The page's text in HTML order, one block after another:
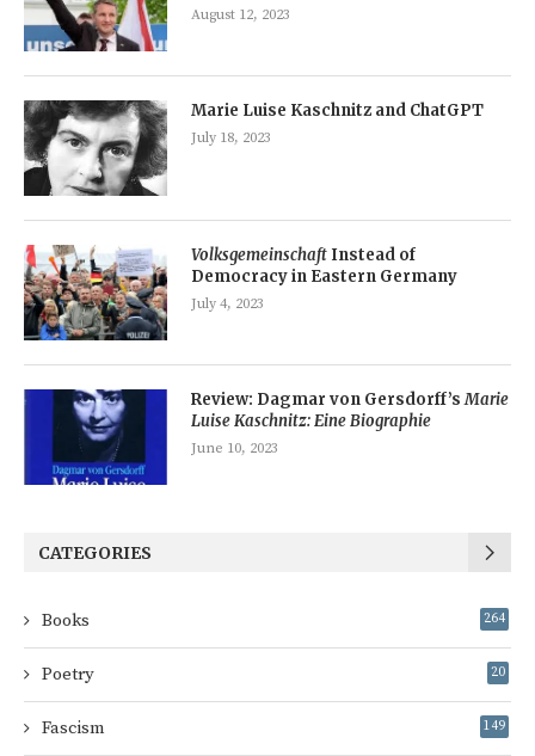
August 12, 2023
Marie Luise Kaschnitz and ChatGPT
July 18, 2023
Volksgemeinschaft Instead of
Democracy in Eastern Germany
July 4, 2023
Review: Dagmar von Gersdorff’sMarie
Luise Kaschnitz: Eine Biographie
June 10, 2023
CATEGORIES
Books 264
Poetry 20
Fascism 149